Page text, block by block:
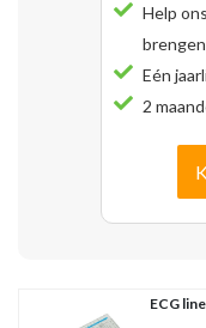
Help
brengen
Eén
2
ECG